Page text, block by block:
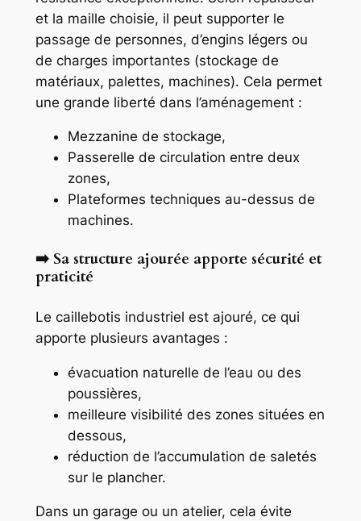
et la maille choisie, il peut supporter le
passage de personnes, d’engins légers ou
de charges importantes (stockage de
matériaux, palettes, machines). Cela permet
une grande liberté dans l’aménagement :
Mezzanine de stockage,
Passerelle de circulation entre deux
zones,
Plateformes techniques au-dessus de
machines.
➡️ Sa structure ajourée apporte sécurité et
praticité
Le caillebotis industriel est ajouré, ce qui
apporte plusieurs avantages :
évacuation naturelle de l’eau ou des
poussières,
meilleure visibilité des zones situées en
dessous,
réduction de l’accumulation de saletés
sur le plancher.
Dans un garage ou un atelier, cela évite